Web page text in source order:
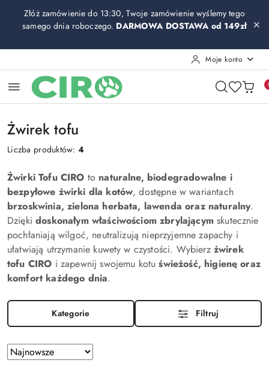
Przejdź do treści głównej
Przejdź do wyszukiwarki
Przejdź do moje konto
Przejdź do menu głównego
Przejdź do stopki
Złóż zamówienie do 13:30, Twoje zamówienie wyślemy tego
samego dnia roboczego. DARMOWA DOSTAWA od 149zł
Moje konto
Żwirek tofu
Liczba produktów:4
Żwirki Tofu CIRO to naturalne, biodegradowalne i
bezpyłowe żwirki dla kotów, dostępne w wariantach
brzoskwinia, zielona herbata, lawenda oraz naturalny.
Dziękidoskonałym właściwościom zbrylającymskutecznie
pochłaniają wilgoć, neutralizują nieprzyjemne zapachy i
ułatwiają utrzymanie kuwety w czystości. Wybierz żwirek
tofu CIRO i zapewnij swojemu kotuświeżość, higienę oraz
komfort każdego dnia.
Kategorie Filtruj
Zastosowano
sortowanie:
Sortuj
według